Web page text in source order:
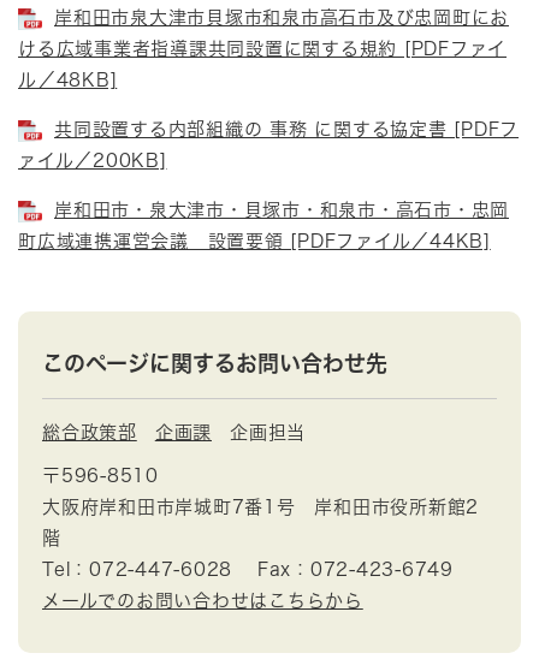
岸和田市泉大津市貝塚市和泉市高石市及び忠岡町にお
ける広域事業者指導課共同設置に関する規約 [PDFファイ
ル／48KB]
共同設置する内部組織の 事務 に関する協定書 [PDFフ
ァイル／200KB]
岸和田市・泉大津市・貝塚市・和泉市・高石市・忠岡
町広域連携運営会議 設置要領 [PDFファイル／44KB]
このページに関するお問い合わせ先
総合政策部 企画課 企画担当
〒596-8510
大阪府岸和田市岸城町7番1号 岸和田市役所新館2
階
Tel：072-447-6028
Fax：072-423-6749
メールでのお問い合わせはこちらから